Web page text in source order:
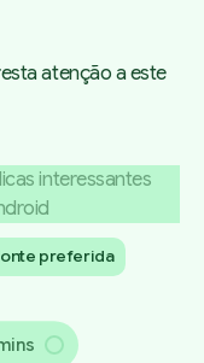
atenção a este
preferida